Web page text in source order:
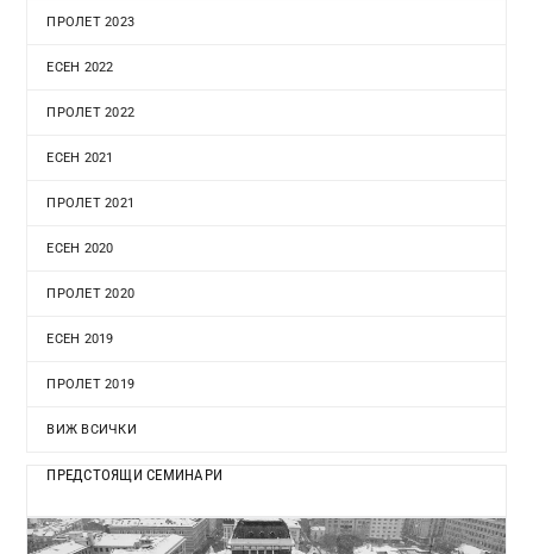
ПРОЛЕТ 2023
ЕСЕН 2022
ПРОЛЕТ 2022
ЕСЕН 2021
ПРОЛЕТ 2021
ЕСЕН 2020
ПРОЛЕТ 2020
ЕСЕН 2019
ПРОЛЕТ 2019
ВИЖ ВСИЧКИ
ПРЕДСТОЯЩИ СЕМИНАРИ